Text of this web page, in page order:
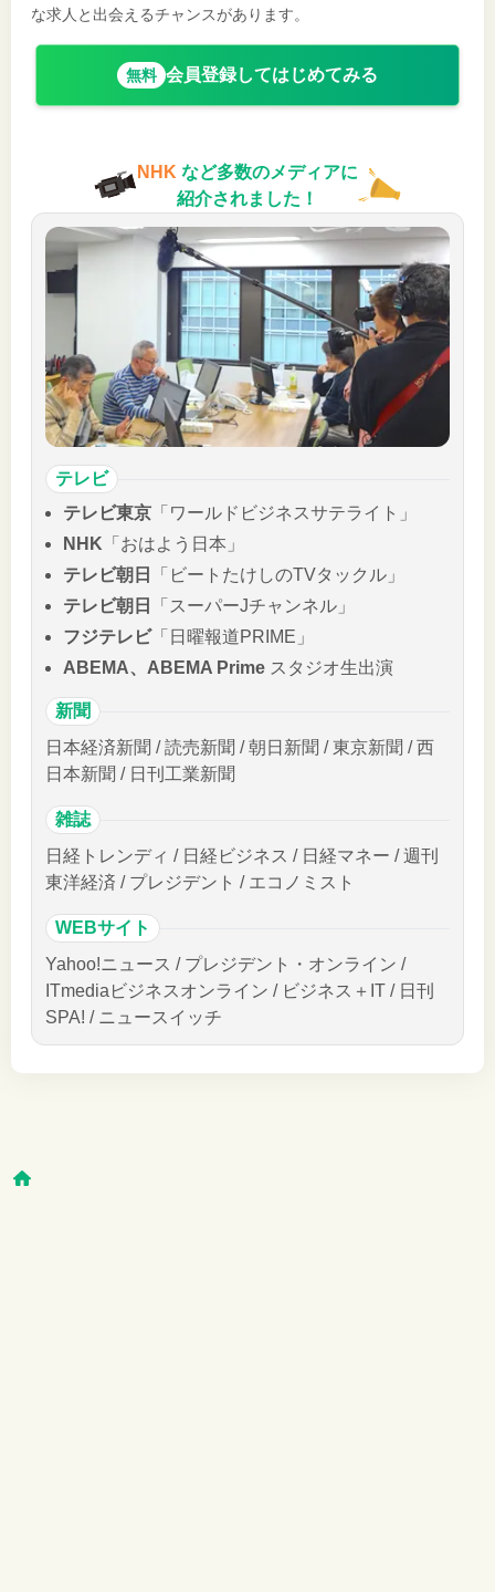
な求人と出会えるチャンスがあります。
無料 会員登録してはじめてみる
NHK など多数のメディアに
紹介されました！
テレビ
テレビ東京 「ワールドビジネスサテライト」
NHK 「おはよう日本」
テレビ朝日
「ビートたけしのTVタックル」
テレビ朝日
「スーパーJチャンネル」
フジテレビ「日曜報道PRIME」
ABEMA、ABEMA Prime スタジオ生出演
新聞
日本経済新聞 / 読売新聞 / 朝日新聞 / 東京新聞 / 西
日本新聞 / 日刊工業新聞
雑誌
日経トレンディ / 日経ビジネス / 日経マネー / 週刊
東洋経済 / プレジデント / エコノミスト
WEBサイト
Yahoo!ニュース / プレジデント・オンライン /
ITmediaビジネスオンライン / ビジネス＋IT / 日刊
SPA! / ニュースイッチ